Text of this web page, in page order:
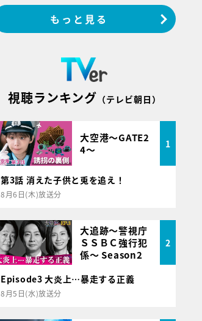
もっと見る
視聴ランキング （テレビ朝日）
大空港～GATE2
4～
1
第3話 消えた子供と兎を追え！
8月6日(木)放送分
大追跡～警視庁
ＳＳＢＣ強行犯
係～ Season2
2
Episode3 大炎上…暴走する正義
8月5日(水)放送分